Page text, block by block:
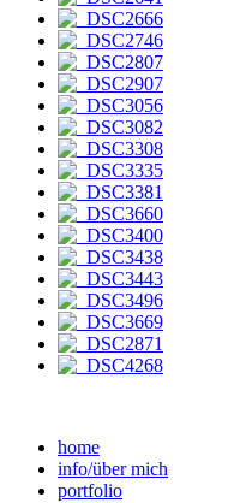
home
info/über mich
portfolio